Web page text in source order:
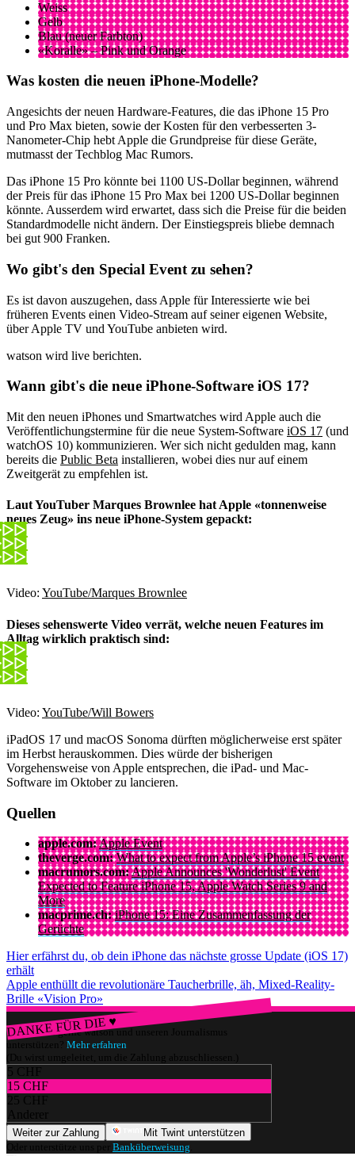
Weiss
Gelb
Blau (neuer Farbton)
«Koralle» – Pink und Orange
Was kosten die neuen iPhone-Modelle?
Angesichts der neuen Hardware-Features, die das iPhone 15 Pro
und Pro Max bieten, sowie der Kosten für den verbesserten 3-
Nanometer-Chip hebt Apple die Grundpreise für diese Geräte,
mutmasst der Techblog Mac Rumors.
Das iPhone 15 Pro könnte bei 1100 US-Dollar beginnen, während
der Preis für das iPhone 15 Pro Max bei 1200 US-Dollar beginnen
könnte. Ausserdem wird erwartet, dass sich die Preise für die beiden
Standardmodelle nicht ändern. Der Einstiegspreis bliebe demnach
bei gut 900 Franken.
Wo gibt's den Special Event zu sehen?
Es ist davon auszugehen, dass Apple für Interessierte wie bei
früheren Events einen Video-Stream auf seiner eigenen Website,
über Apple TV und YouTube anbieten wird.
watson wird live berichten.
Wann gibt's die neue iPhone-Software iOS 17?
Mit den neuen iPhones und Smartwatches wird Apple auch die
Veröffentlichungstermine für die neue System-Software iOS 17 (und
watchOS 10) kommunizieren. Wer sich nicht gedulden mag, kann
bereits die Public Beta installieren, wobei dies nur auf einem
Zweitgerät zu empfehlen ist.
Laut YouTuber Marques Brownlee hat Apple «tonnenweise
neues Zeug» ins neue iPhone-System gepackt:
Video: YouTube/Marques Brownlee
Dieses sehenswerte Video verrät, welche neuen Features im
Alltag wirklich praktisch sind:
Video: YouTube/Will Bowers
iPadOS 17 und macOS Sonoma dürften möglicherweise erst später
im Herbst herauskommen. Dies würde der bisherigen
Vorgehensweise von Apple entsprechen, die iPad- und Mac-
Software im Oktober zu lancieren.
Quellen
apple.com:Apple Event
theverge.com: What to expect from Apple’s iPhone 15 event
macrumors.com:Apple Announces 'Wonderlust' Event
Expected to Feature iPhone 15, Apple Watch Series 9 and
More
macprime.ch: iPhone 15: Eine Zusammenfassung der
Gerüchte
Hier erfährst du, ob dein iPhone das nächste grosse Update (iOS 17)
erhält
Apple enthüllt die revolutionäre Taucherbrille, äh, Mixed-Reality-
Brille «Vision Pro»
DANKE FÜR DIE ♥
Würdest du gerne watson und unseren Journalismus
unterstützen? Mehr erfahren
(Du wirst umgeleitet, um die Zahlung abzuschliessen.)
5 CHF
15 CHF
25 CHF
Anderer
Weiter zur Zahlung
Mit Twint unterstützen
Oder unterstütze uns per Banküberweisung